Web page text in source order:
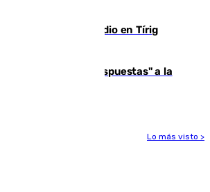
por el incendio en Tírig
ceutíes reclaman "respuestas" a la
Lo más visto >